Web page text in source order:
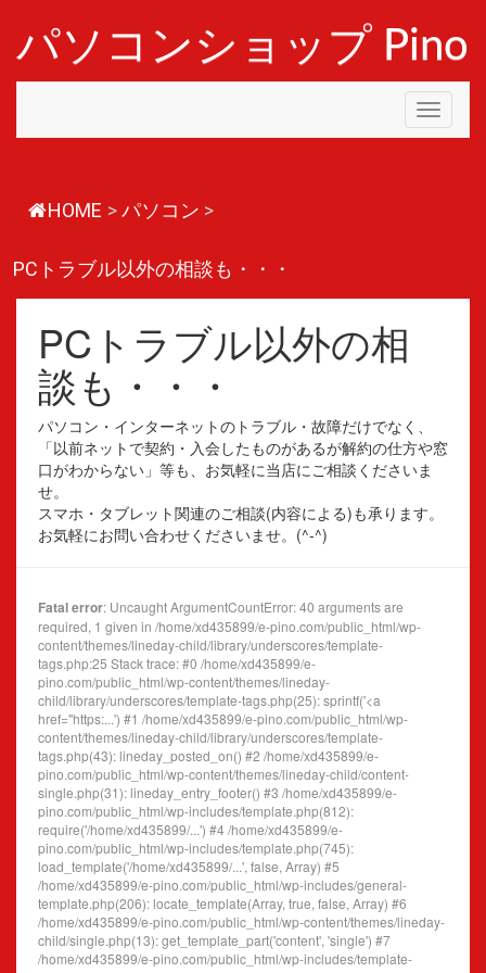
パソコンショップ Pino
Toggle
HOME >パソコン >
PCトラブル以外の相談も・・・
PCトラブル以外の相
談も・・・
パソコン・インターネットのトラブル・故障だけでなく、
「以前ネットで契約・入会したものがあるが解約の仕方や窓
口がわからない」等も、お気軽に当店にご相談くださいま
せ。
スマホ・タブレット関連のご相談(内容による)も承ります。
お気軽にお問い合わせくださいませ。(^-^)
Fatal error: Uncaught ArgumentCountError: 40 arguments are
required, 1 given in /home/xd435899/e-pino.com/public_html/wp-
content/themes/lineday-child/library/underscores/template-
tags.php:25 Stack trace: #0 /home/xd435899/e-
pino.com/public_html/wp-content/themes/lineday-
child/library/underscores/template-tags.php(25): sprintf('<a
href="https:...') #1 /home/xd435899/e-pino.com/public_html/wp-
content/themes/lineday-child/library/underscores/template-
tags.php(43): lineday_posted_on() #2 /home/xd435899/e-
pino.com/public_html/wp-content/themes/lineday-child/content-
single.php(31): lineday_entry_footer() #3 /home/xd435899/e-
pino.com/public_html/wp-includes/template.php(812):
require('/home/xd435899/...') #4 /home/xd435899/e-
pino.com/public_html/wp-includes/template.php(745):
load_template('/home/xd435899/...', false, Array) #5
/home/xd435899/e-pino.com/public_html/wp-includes/general-
template.php(206): locate_template(Array, true, false, Array) #6
/home/xd435899/e-pino.com/public_html/wp-content/themes/lineday-
child/single.php(13): get_template_part('content', 'single') #7
/home/xd435899/e-pino.com/public_html/wp-includes/template-